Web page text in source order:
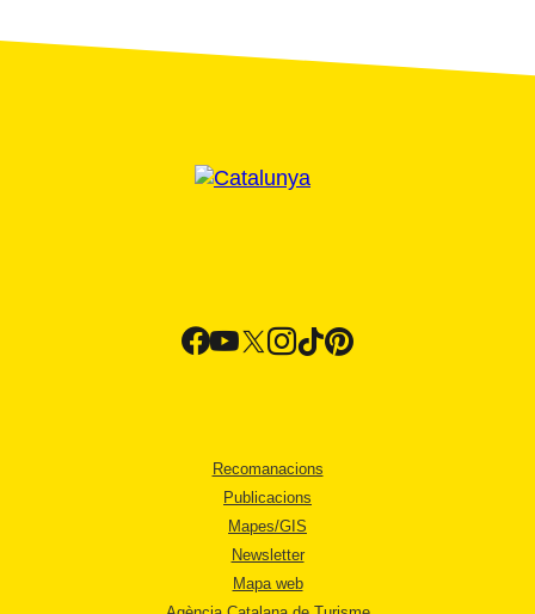
Recomanacions
Publicacions
Mapes/GIS
Newsletter
Mapa web